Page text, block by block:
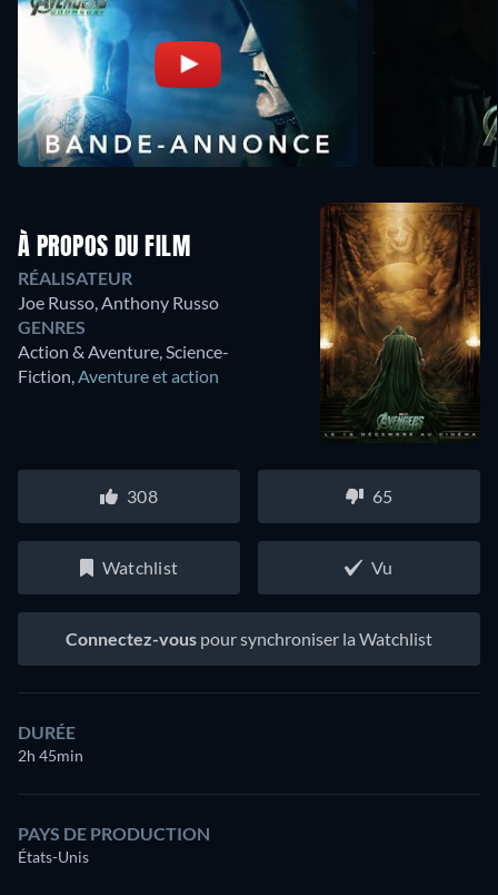
À PROPOS DU FILM
RÉALISATEUR
Joe Russo,Anthony Russo
GENRES
Action & Aventure, Science-
Fiction,Aventure et action
308 65
Watchlist Vu
Connectez-vous pour synchroniser la Watchlist
DURÉE
2h 45min
PAYS DE PRODUCTION
États-Unis